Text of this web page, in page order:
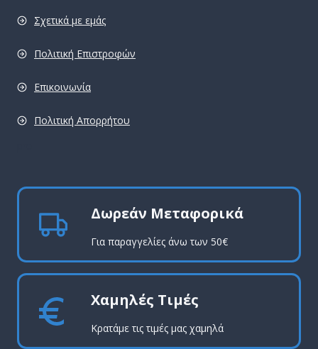
Σχετικά με εμάς
Πολιτική Επιστροφών
Επικοινωνία
Πολιτική Απορρήτου
Δωρεάν Μεταφορικά
Για παραγγελίες άνω των 50€
Χαμηλές Τιμές
Κρατάμε τις τιμές μας χαμηλά